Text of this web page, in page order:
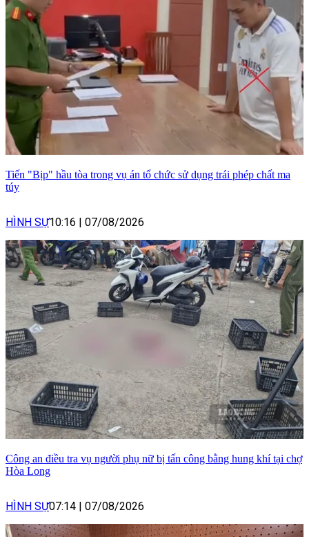
Tiến "Bịp" hầu tòa trong vụ án tổ chức sử dụng trái phép chất ma
túy
HÌNH SỰ10:16 | 07/08/2026
Công an điều tra vụ người phụ nữ bị tấn công bằng hung khí tại chợ
Hòa Long
HÌNH SỰ07:14 | 07/08/2026